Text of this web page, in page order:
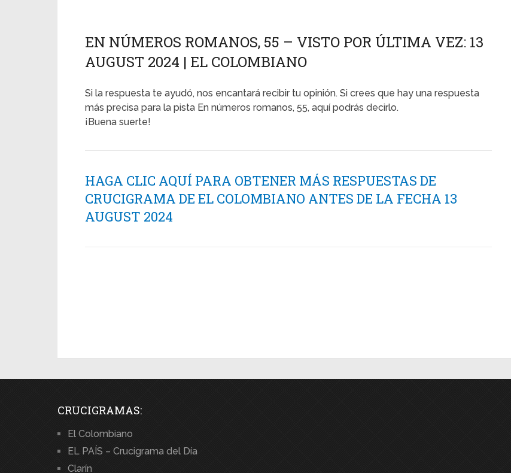
EN NÚMEROS ROMANOS, 55 – VISTO POR ÚLTIMA VEZ: 13
AUGUST 2024 | EL COLOMBIANO
Si la respuesta te ayudó, nos encantará recibir tu opinión. Si crees que hay una respuesta
más precisa para la pista En números romanos, 55, aquí podrás decirlo.
¡Buena suerte!
HAGA CLIC AQUÍ PARA OBTENER MÁS RESPUESTAS DE
CRUCIGRAMA DE EL COLOMBIANO ANTES DE LA FECHA 13
AUGUST 2024
CRUCIGRAMAS:
El Colombiano
EL PAÍS – Crucigrama del Día
Clarín